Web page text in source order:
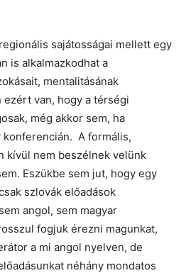
sajátosságai mellett egy
is alkalmazkodhat a
mentalitásának
van, hogy a térségi
még akkor sem, ha
A formális,
kívül nem beszélnek velünk
Eszükbe sem jut, hogy egy
szlovák előadások
angol, sem magyar
fogjuk érezni magunkat,
a mi angol nyelven, de
néhány mondatos